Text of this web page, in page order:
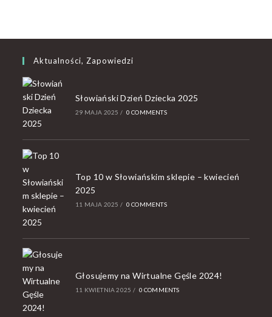
Aktualności, Zapowiedzi
Słowiański Dzień Dziecka 2025
29 MAJA 2025 / 0 COMMENTS
Top 10 w Słowiańskim sklepie – kwiecień
2025
11 MAJA 2025 / 0 COMMENTS
Głosujemy na Wirtualne Gęśle 2024!
11 KWIETNIA 2025 / 0 COMMENTS